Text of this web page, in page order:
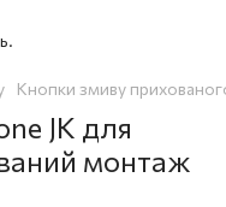
Кнопки змиву
JK для
монтаж